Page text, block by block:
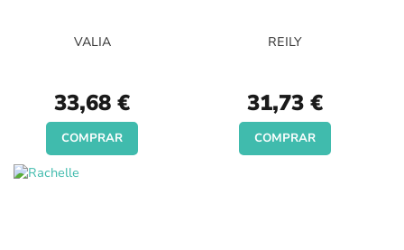
VALIA
33,68 €
COMPRAR
REILY
31,73 €
COMPRAR